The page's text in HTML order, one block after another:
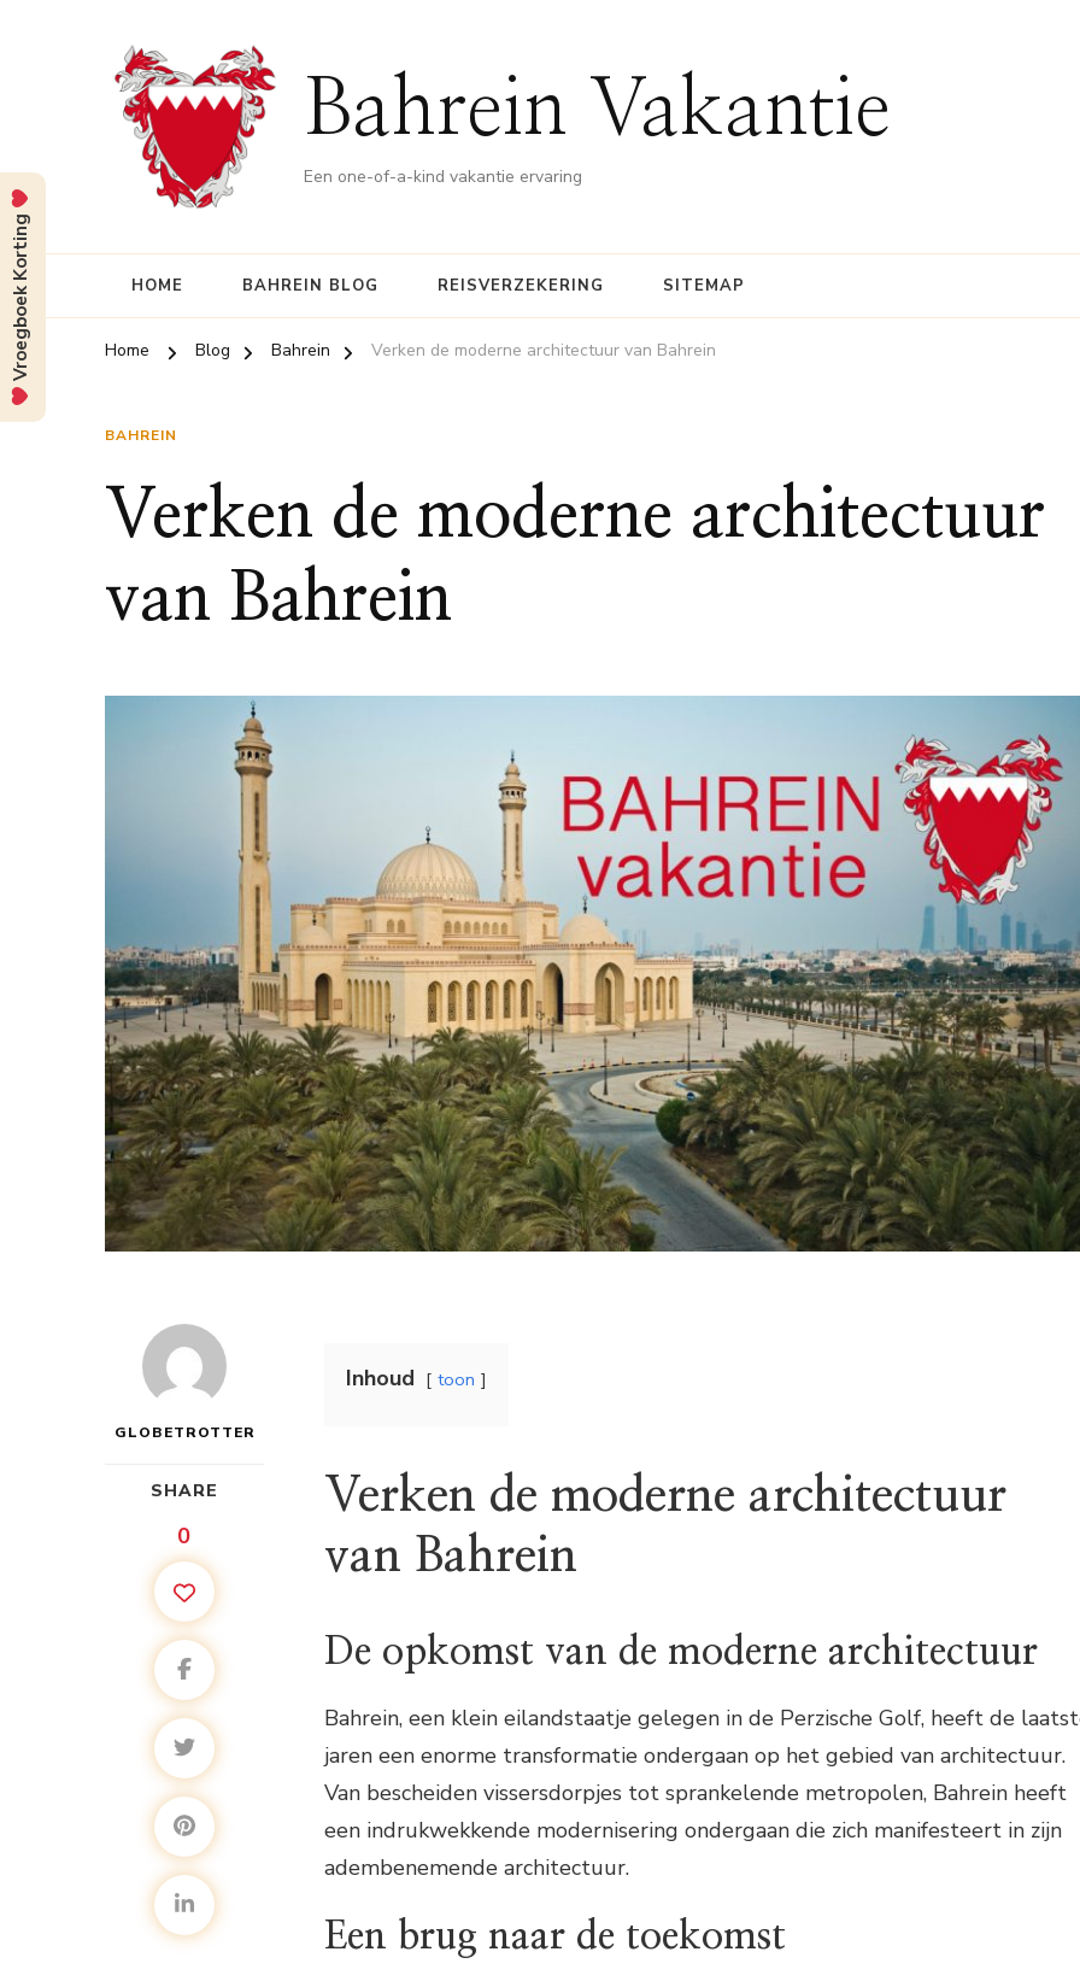
Bahrein Vakantie
Een one-of-a-kind vakantie ervaring
HOME BAHREIN BLOG REISVERZEKERING SITEMAP
Home Blog Bahrein Verken de moderne architectuur van Bahrein
BAHREIN
Verken de moderne architectuur
van Bahrein
GLOBETROTTER
SHARE
0
Inhoud toon
Verken de moderne architectuur
van Bahrein
De opkomst van de moderne architectuur
Bahrein, een klein eilandstaatje gelegen in de Perzische Golf, heeft de
jaren een enorme transformatie ondergaan op het gebied van architectuur.
Van bescheiden vissersdorpjes tot sprankelende metropolen, Bahrein heeft
een indrukwekkende modernisering ondergaan die zich manifesteert in zijn
adembenemende architectuur.
Een brug naar de toekomst
Vroegboek Korting